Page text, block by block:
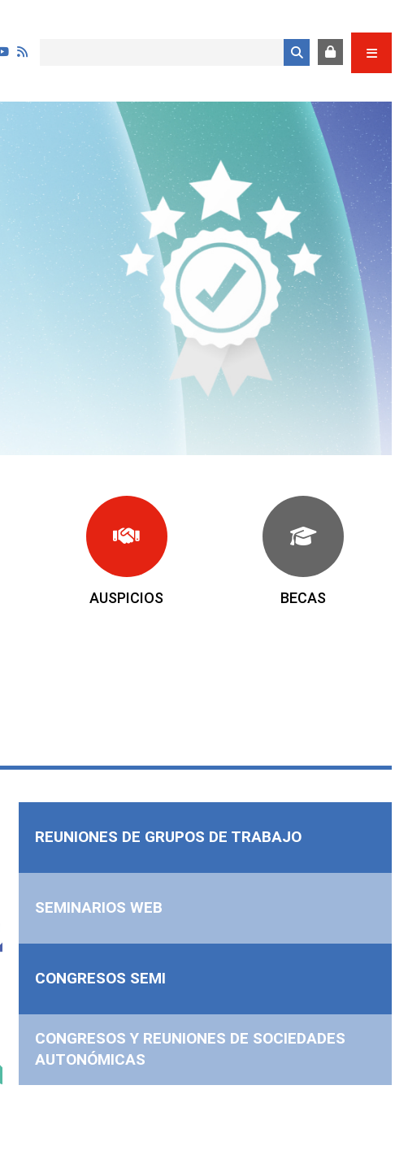
AUSPICIOS BECAS
REUNIONES DE GRUPOS DE TRABAJO
SEMINARIOS WEB
CONGRESOS SEMI
CONGRESOS Y REUNIONES DE SOCIEDADES
AUTONÓMICAS